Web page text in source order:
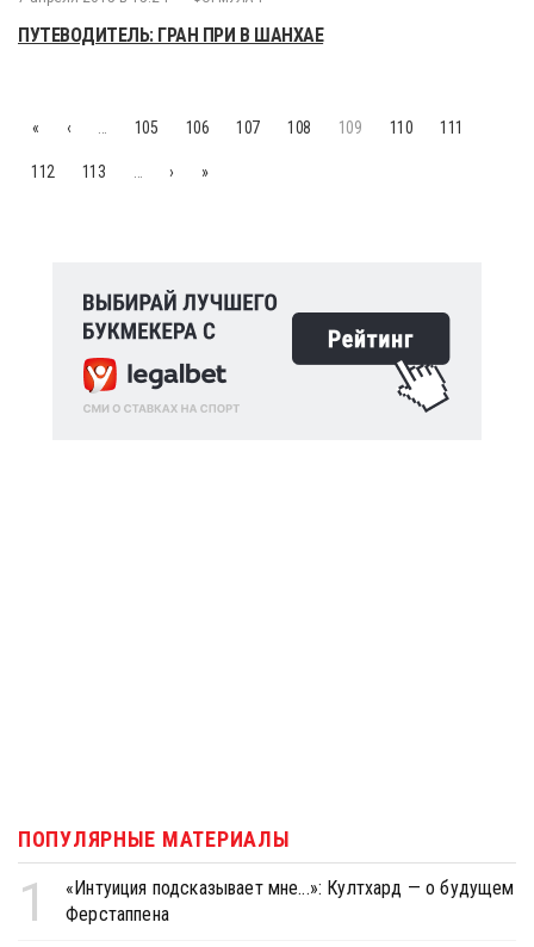
ПУТЕВОДИТЕЛЬ: ГРАН ПРИ В ШАНХАЕ
« ‹ 105 106 107 108 109 110 111
112 113 › »
ПОПУЛЯРНЫЕ МАТЕРИАЛЫ
1
«Интуиция подсказывает мне...»: Култхард — о будущем
Ферстаппена